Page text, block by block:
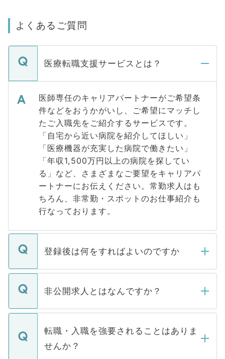
よくあるご質問
医療転職支援サービスとは？
医師専任のキャリアパートナーがご希望条
件などをおうかがいし、ご希望にマッチし
たご入職先をご紹介するサービスです。
「自宅から近い病院を紹介してほしい」
「医療機器が充実した病院で働きたい」
「年収1,500万円以上の病院を探してい
る」など、さまざまなご要望をキャリアパ
ートナーにお伝えください。常勤求人はも
ちろん、非常勤・スポットのお仕事紹介も
行なっております。
登録後は何をすればよいのですか
ご登録いただきましたら、弊社担当者がご
登録内容を確認し、その後メールもしくは
ます。通常、5営業日以内にはご連絡をせて
いただきますので、しばらくお待ちくださ
い。
非公開求人とはなんですか？
マイナビDOCTORで取り扱っている求人の
うち約3割は、Webサイトからご覧いただ
けない「非公開求人」です。非公開求人は
下記の理由によって、一般には公開してい
転職・入職を強要されることはありま
せんか？